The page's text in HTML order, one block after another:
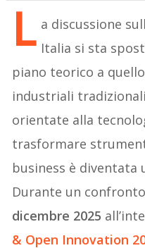
L a discussione
Italia si sta
piano teorico a
industriali
orientate alla
trasformare
business è diventata
Durante un
dicembre 2025
& Open Innovation